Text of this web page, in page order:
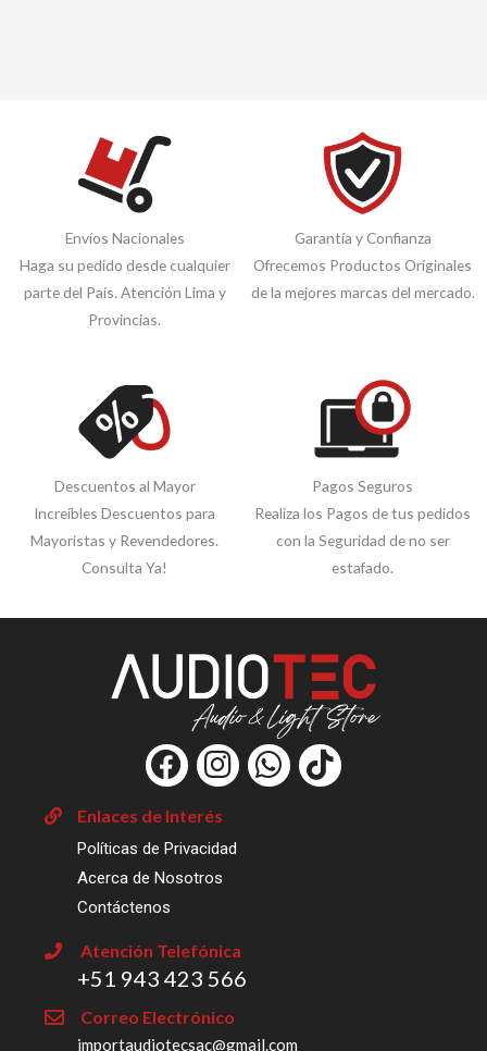
Envíos Nacionales
Haga su pedido desde cualquier
parte del País. Atención Lima y
Provincias.
Garantía y Confianza
Ofrecemos Productos Originales
de la mejores marcas del mercado.
Descuentos al Mayor
Increíbles Descuentos para
Mayoristas y Revendedores.
Consulta Ya!
Pagos Seguros
Realiza los Pagos de tus pedidos
con la Seguridad de no ser
estafado.
Atención Telefónica
‎+51 943 423 566
Correo Electrónico
importaudiotecsac@gmail.com
Enlaces de Interés
Políticas de Privacidad
Acerca de Nosotros
Contáctenos
F
a
c
e
b
o
o
k
I
n
s
t
a
r
a
W
h
T
i